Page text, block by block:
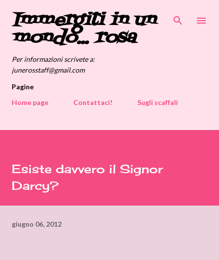
Passa ai contenuti principali
Immergiti in un
mondo... rosa
Per informazioni scrivete a:
junerosstaff@gmail.com
Pagine
Home page
Contattaci! Sugli scaffali
Esiste davvero il Signor
Darcy?
giugno 06, 2012